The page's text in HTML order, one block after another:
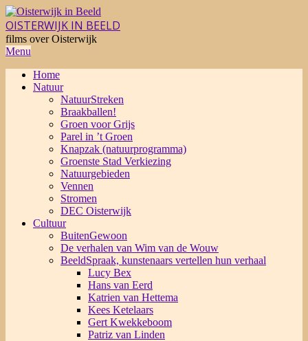
Skip
to
content
OISTERWIJK IN BEELD
films over Oisterwijk
Primary
Menu
Menu
Home
Natuur
NatuurStreken
Braakballen!
Groen voor Grijs
Parel in ’t Groen
Knapzak (natuurprogramma)
Groenste Stad Verkiezing
Natuurgebieden
Vennen
Stromen
DEC Oisterwijk
Cultuur
BuitenGewoon
De verhalen van Wim van de Wouw
BeeldSpraak, kunstenaars vertellen hun verhaal
Lucy Bex
Hans van Eerd
Katrien van Hettema
Kees Ketelaars
Gert Kwekkeboom
Patriz van Linden